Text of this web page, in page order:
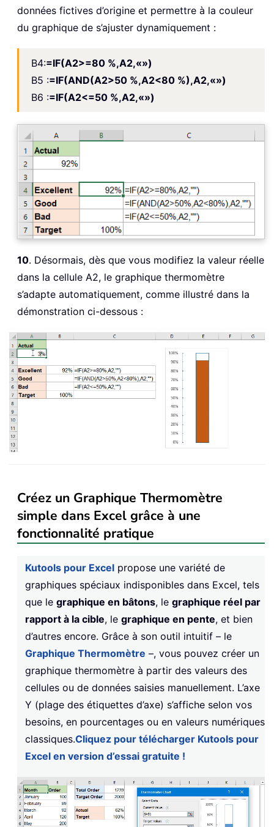
données fictives d’origine et permettre à la couleur
du graphique de s’ajuster dynamiquement :
B4:=IF(A2>=80 %,A2,«»)
B5 :=IF(AND(A2>50 %,A2<80 %),A2,«»)
B6 :=IF(A2<=50 %,A2,«»)
10. Désormais, dès que vous modifiez la valeur réelle
dans la cellule A2, le graphique thermomètre
s’adapte automatiquement, comme illustré dans la
démonstration ci-dessous :
Créez un Graphique Thermomètre
simple dans Excel grâce à une
fonctionnalité pratique
Kutools pour Excel propose une variété de
graphiques spéciaux indisponibles dans Excel, tels
que le graphique en bâtons, le graphique réel par
rapport à la cible, le graphique en pente, et bien
d’autres encore. Grâce à son outil intuitif – le
Graphique Thermomètre –, vous pouvez créer un
graphique thermomètre à partir des valeurs des
cellules ou de données saisies manuellement. L’axe
Y (plage des étiquettes d’axe) s’affiche selon vos
besoins, en pourcentages ou en valeurs numériques
classiques.Cliquez pour télécharger Kutools pour
Excel en version d’essai gratuite !